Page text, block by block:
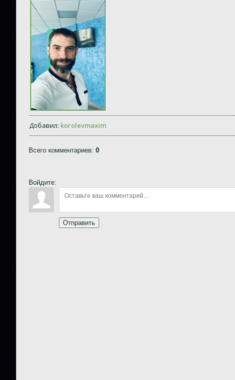
Добавил: korolevmaxim
Всего комментариев: 0
Войдите:
Отправить